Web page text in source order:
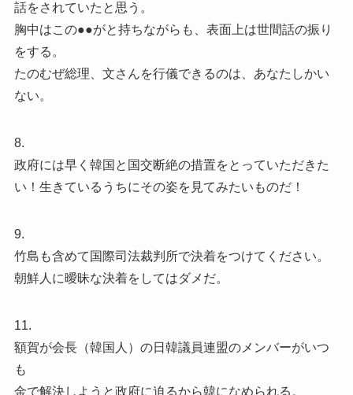
話をされていたと思う。
胸中はこの●●がと持ちながらも、表面上は世間話の振り
をする。
たのむぜ総理、文さんを行儀できるのは、あなたしかい
ない。
8.
政府には早く韓国と国交断絶の措置をとっていただきた
い！生きているうちにその姿を見てみたいものだ！
9.
竹島も含めて国際司法裁判所で決着をつけてください。
朝鮮人に曖昧な決着をしてはダメだ。
11.
額賀が会長（韓国人）の日韓議員連盟のメンバーがいつ
も
金で解決しようと政府に迫るから韓になめられる。